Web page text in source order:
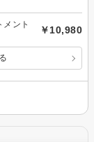
ント
￥10,980